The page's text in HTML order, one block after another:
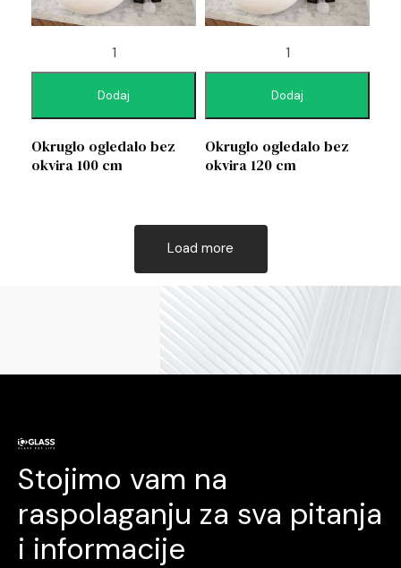
Dodaj
Okruglo ogledalo bez
okvira 100 cm
Dodaj
Okruglo ogledalo bez
okvira 120 cm
Load more
Stojimo vam na
raspolaganju za sva pitanja
i informacije